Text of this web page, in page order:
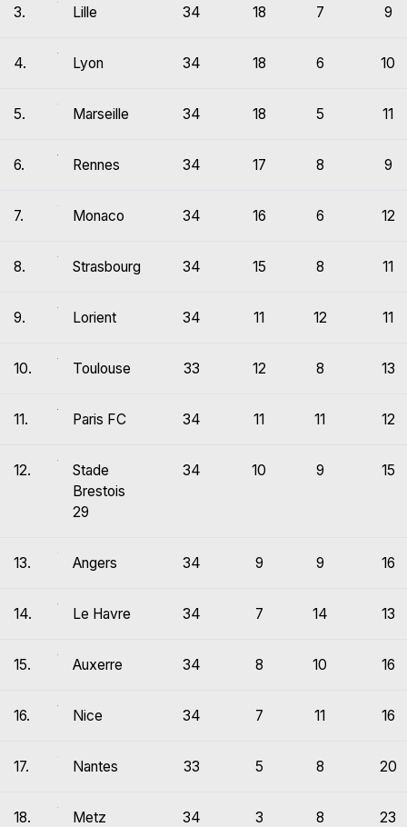
3. Lille 34 18 7 9
4. Lyon 34 18 6 10
5. Marseille 34 18 5 11
6. Rennes 34 17 8 9
7. Monaco 34 16 6 12
8. Strasbourg 34 15 8 11
9. Lorient 34 11 12 11
10. Toulouse 33 12 8 13
11. Paris FC 34 11 11 12
12.
Stade
Brestois
29
34 10 9 15
13. Angers 34 9 9 16
14. Le Havre 34 7 14 13
15. Auxerre 34 8 10 16
16. Nice 34 7 11 16
17. Nantes 33 5 8 20
18. Metz 34 3 8 23